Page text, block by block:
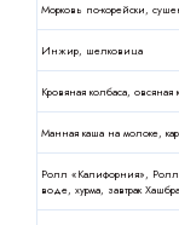
Морковь по-корейски,
Инжир, шелковица
Кровяная колбаса,
Манная каша на молоке,
Ролл «Калифорния»,
воде, хурма, завтрак